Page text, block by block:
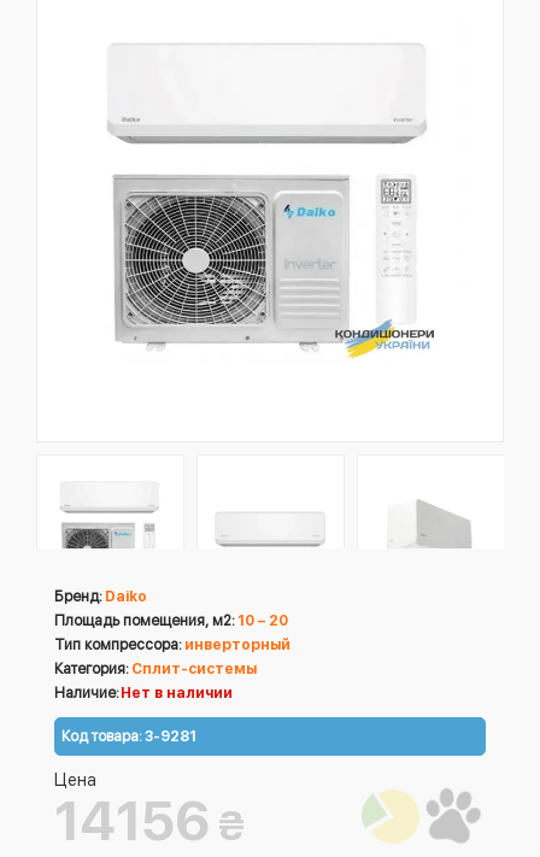
Бренд: Daiko
Площадь помещения, м2: 10 – 20
Тип компрессора: инверторный
Категория: Cплит-системы
Наличие: Нет в наличии
Код товара:3-9281
Цена
14156 ₴